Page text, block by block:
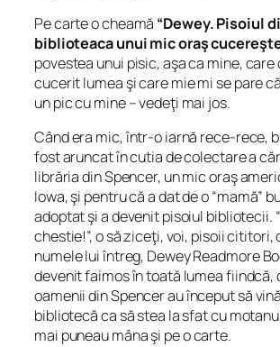
Pe carte o cheamă “Dewey. Pisoiul
biblioteaca unui mic oraş
povestea unui pisic, aşa ca mine, care
cucerit lumea şi care mie mi se pare
un pic cu mine – vedeţi mai jos.
Când era mic, într-o iarnă rece-rece,
fost aruncat în cutia de colectare a
librăria din Spencer, un mic oraş
Iowa, şi pentru că a dat de o “mamă”
adoptat şi a devenit pisoiul bibliotecii.
chestie!”, o să ziceţi, voi, pisoii cititori,
numele lui întreg, Dewey Readmore
devenit faimos în toată lumea fiindcă,
oamenii din Spencer au început să
bibliotecă ca să stea la sfat cu
mai puneau mâna şi pe o carte.